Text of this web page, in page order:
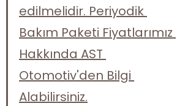
edilmelidir. Periyodik
Bakım Paketi Fiyatlarımız
Hakkında AST
Otomotiv'den Bilgi
Alabilirsiniz.